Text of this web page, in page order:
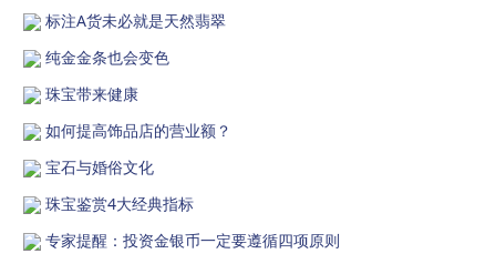
标注A货未必就是天然翡翠
纯金金条也会变色
珠宝带来健康
如何提高饰品店的营业额？
宝石与婚俗文化
珠宝鉴赏4大经典指标
专家提醒：投资金银币一定要遵循四项原则